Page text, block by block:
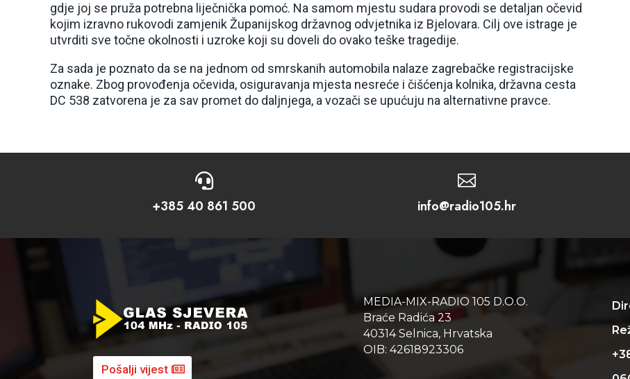
gdje joj se pruža potrebna liječnička pomoć. Na samom mjestu sudara provodi se detaljan očevid
kojim izravno rukovodi zamjenik Županijskog državnog odvjetnika iz Bjelovara. Cilj ove istrage je
utvrditi sve točne okolnosti i uzroke koji su doveli do ovako teške tragedije.
Za sada je poznato da se na jednom od smrskanih automobila nalaze zagrebačke registracijske
oznake. Zbog provođenja očevida, osiguravanja mjesta nesreće i čišćenja kolnika, državna cesta
DC 538 zatvorena je za sav promet do daljnjega, a vozači se upućuju na alternativne pravce.

+385 40 861 500

info@radio105.hr
Pošalji vijest
MEDIA-MIX-RADIO 105 D.O.O.
Braće Radića 23
40314 Selnica, Hrvatska
OIB: 42618923306